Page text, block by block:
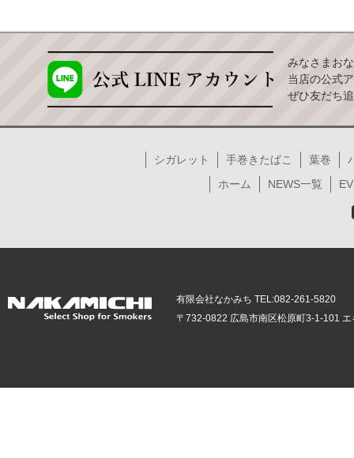
みなさまお
当店の公式
ぜひ友だち
シガレット 手巻きたばこ 葉巻
ホーム
NEWS一覧
有限会社なかみち TEL:082-261-5820
〒732-0822 広島市南区松原町3-1-101